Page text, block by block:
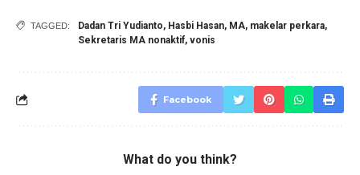
TAGGED: Dadan Tri Yudianto, Hasbi Hasan, MA, makelar perkara,
Sekretaris MA nonaktif, vonis
Facebook
What do you think?